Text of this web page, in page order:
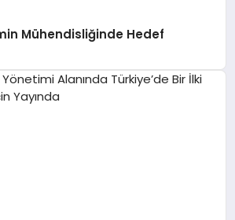
Mühendisliğinde Hedef